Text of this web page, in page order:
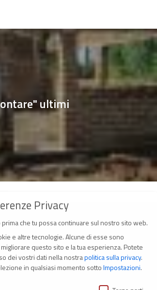
ultimi
Privacy
che tu possa continuare sul nostro sito web.
e altre tecnologie. Alcune di esse sono
questo sito e la tua esperienza. Potete
dei vostri dati nella nostrapolitica sulla privacy.
in qualsiasi momento sottoImpostazioni.